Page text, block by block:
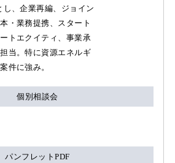
、企業再編、ジョイン
・業務提携、スタート
トエクイティ、事業承
当。特に資源エネルギ
件に強み。
個別相談会
パンフレットPDF